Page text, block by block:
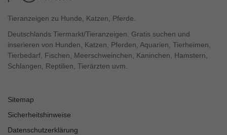
Tieranzeigen zu Hunde, Katzen, Pferde.
Deutschlands Tiermarkt/Tieranzeigen. Gratis suchen und
inserieren von Hunden, Katzen, Pferden, Aquarien, Tierheimen,
Tierbedarf, Fischen, Meerschweinchen, Kaninchen, Hamstern,
Schlangen, Reptilien, Tierärzten uvm.
Sitemap
Sicherheitshinweise
Datenschutzerklärung